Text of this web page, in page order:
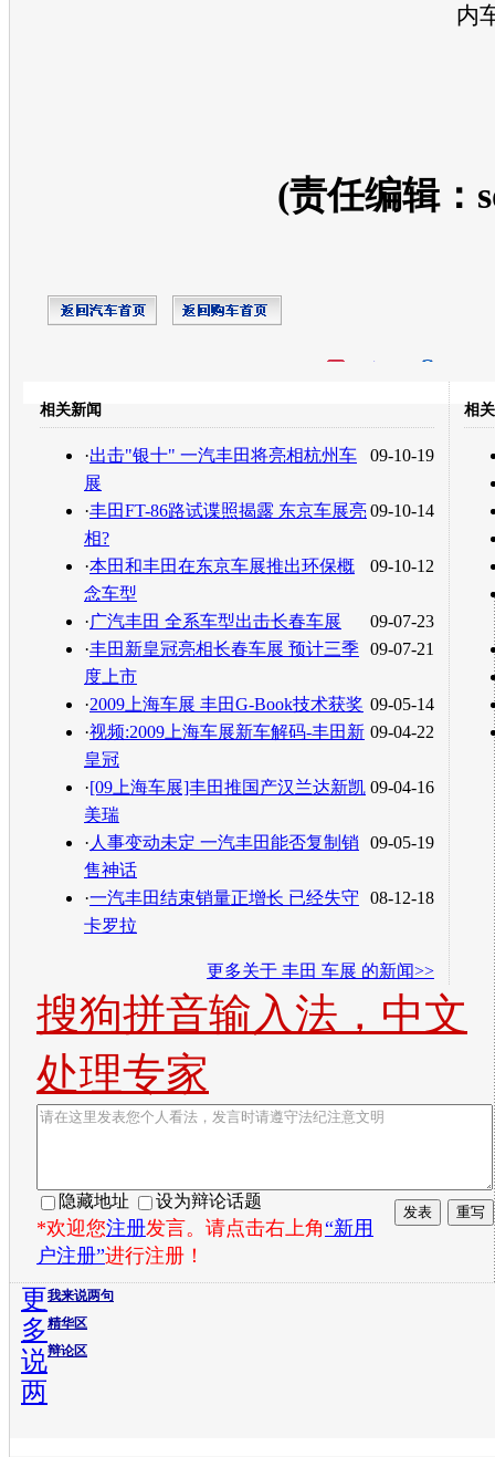
内
(责任编辑：
转发至：
相关新闻
09-10-19
·出击"银十" 一汽丰田将亮相杭州车
展
09-10-14
·丰田FT-86路试谍照揭露 东京车展亮
相?
09-10-12
·本田和丰田在东京车展推出环保概
念车型
09-07-23
·广汽丰田 全系车型出击长春车展
09-07-21
·丰田新皇冠亮相长春车展 预计三季
度上市
09-05-14
·2009上海车展 丰田G-Book技术获奖
09-04-22
·视频:2009上海车展新车解码-丰田新
皇冠
09-04-16
·[09上海车展]丰田推国产汉兰达新凯
美瑞
09-05-19
· 人事变动未定 一汽丰田能否复制销
售神话
08-12-18
·一汽丰田结束销量正增长 已经失守
卡罗拉
更多关于 丰田 车展 的新闻>>
相
搜狗拼音输入法，中文
处理专家
隐藏地址 设为辩论话题
*欢迎您注册发言。请点击右上角“新用
户注册”进行注册！
我来说两句
精华区
辩论区
更
多
说
两